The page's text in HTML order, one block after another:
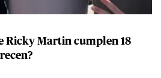
Ricky Martin cumplen 18